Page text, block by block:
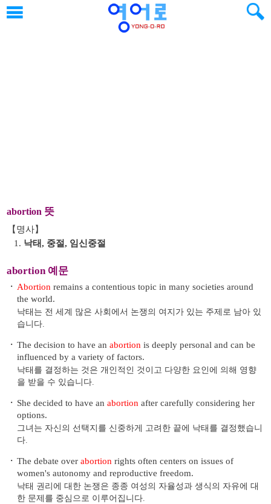
abortion 뜻
【명사】
1. 낙태, 중절, 임신중절
abortion 예문
・ Abortion remains a contentious topic in many societies around
the world.
낙태는 전 세계 많은 사회에서 논쟁의 여지가 있는 주제로 남아 있
습니다.
・ The decision to have an abortion is deeply personal and can be
influenced by a variety of factors.
낙태를 결정하는 것은 개인적인 것이고 다양한 요인에 의해 영향
을 받을 수 있습니다.
・ She decided to have an abortion after carefully considering her
options.
그녀는 자신의 선택지를 신중하게 고려한 끝에 낙태를 결정했습니
다.
・ The debate over abortion rights often centers on issues of
women's autonomy and reproductive freedom.
낙태 권리에 대한 논쟁은 종종 여성의 자율성과 생식의 자유에 대
한 문제를 중심으로 이루어집니다.